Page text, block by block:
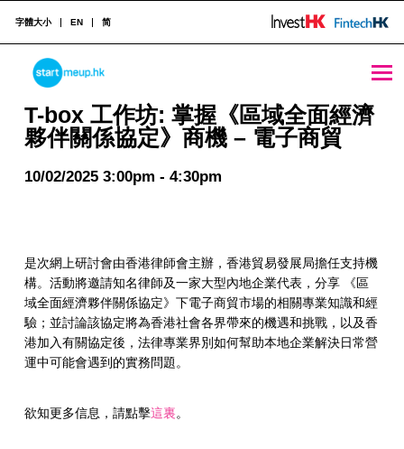
T-box 工作坊: 掌握《區域全面經濟夥伴關係協定》商機 – 電子商貿 - StartmeupHK
STARTMEUPHK
字體大小 EN 简
T-box 工作坊: 掌握《區域全面經濟
夥伴關係協定》商機 – 電子商貿
10/02/2025 3:00pm - 4:30pm
是次網上研討會由香港律師會主辦，香港貿易發展局擔任支持機
構。活動將邀請知名律師及一家大型內地企業代表，分享 《區
域全面經濟夥伴關係協定》下電子商貿市場的相關專業知識和經
驗；並討論該協定將為香港社會各界帶來的機遇和挑戰，以及香
港加入有關協定後，法律專業界別如何幫助本地企業解決日常營
運中可能會遇到的實務問題。
欲知更多信息，請點擊這裏。